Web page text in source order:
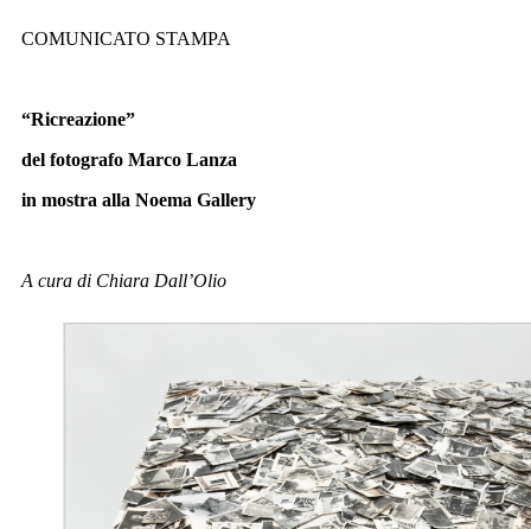
COMUNICATO STAMPA
“Ricreazione”
del fotografo Marco Lanza
in mostra alla Noema Gallery
A cura di Chiara Dall’Olio